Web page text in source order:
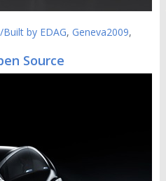
by EDAG, Geneva2009,
Source